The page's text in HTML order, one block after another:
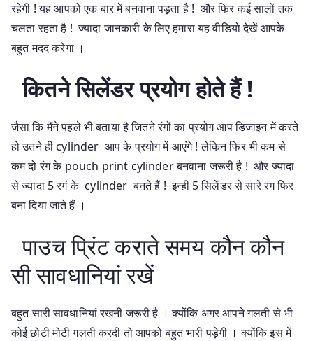
रहेगी ! यह आपको एक बार में बनवाना पड़ता है ! और फिर कई सालों तक
चलता रहता है ! ज्यादा जानकारी के लिए हमारा यह वीडियो देखें आपके
बहुत मदद करेगा ।
कितने सिलेंडर प्रयोग होते हैं !
जैसा कि मैंने पहले भी बताया है जितने रंगों का प्रयोग आप डिजाइन में करते
हो उतने ही cylinder आप के प्रयोग में आएंगे ! लेकिन फिर भी कम से
कम दो रंग के pouch print cylinder बनवाना जरूरी है ! और ज्यादा
से ज्यादा 5 रगं के cylinder बनते हैं ! इन्ही 5 सिलेंडर से सारे रंग फिर
बना दिया जाते हैं ।
पाउच प्रिंट कराते समय कौन कौन
सी सावधानियां रखें
बहुत सारी सावधानियां रखनी जरूरी है । क्योंकि अगर आपने गलती से भी
कोई छोटी मोटी गलती करदी तो आपको बहुत भारी पड़ेगी । क्योंकि इस में